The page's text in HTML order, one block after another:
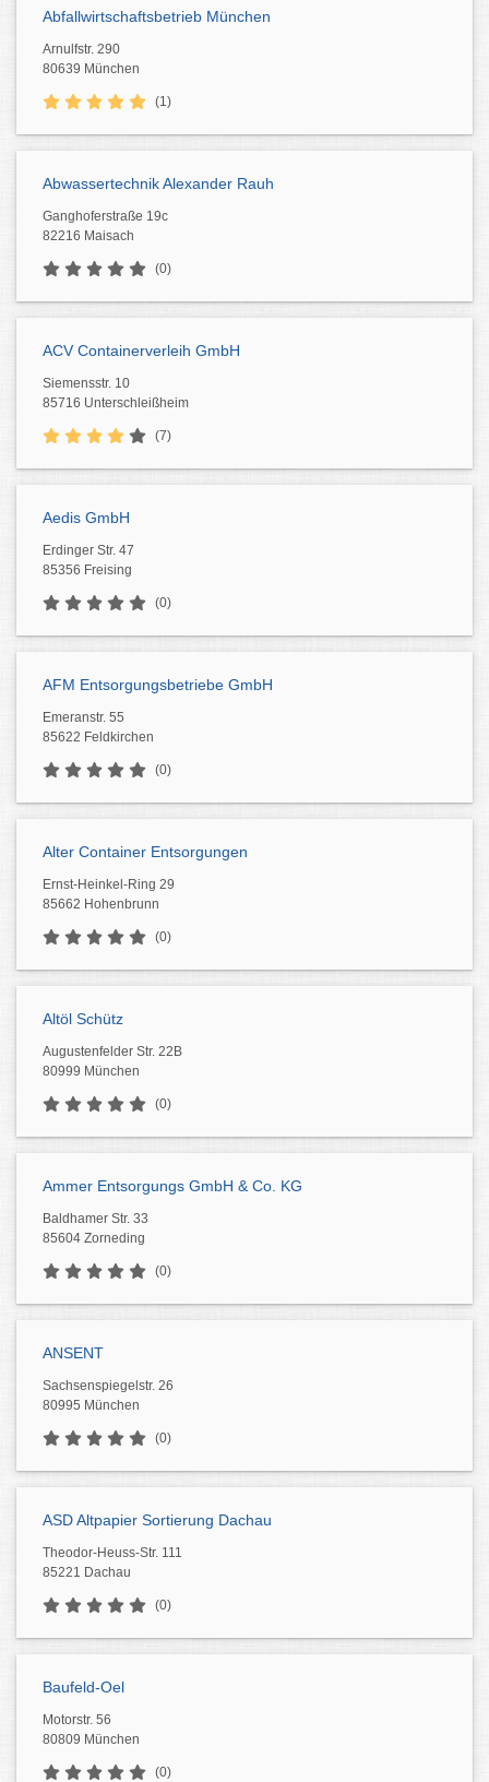
Abfallwirtschaftsbetrieb München
Arnulfstr. 290
80639 München
(1)
Abwassertechnik Alexander Rauh
Ganghoferstraße 19c
82216 Maisach
(0)
ACV Containerverleih GmbH
Siemensstr. 10
85716 Unterschleißheim
(7)
Aedis GmbH
Erdinger Str. 47
85356 Freising
(0)
AFM Entsorgungsbetriebe GmbH
Emeranstr. 55
85622 Feldkirchen
(0)
Alter Container Entsorgungen
Ernst-Heinkel-Ring 29
85662 Hohenbrunn
(0)
Altöl Schütz
Augustenfelder Str. 22B
80999 München
(0)
Ammer Entsorgungs GmbH & Co. KG
Baldhamer Str. 33
85604 Zorneding
(0)
ANSENT
Sachsenspiegelstr. 26
80995 München
(0)
ASD Altpapier Sortierung Dachau
Theodor-Heuss-Str. 111
85221 Dachau
(0)
Baufeld-Oel
Motorstr. 56
80809 München
(0)